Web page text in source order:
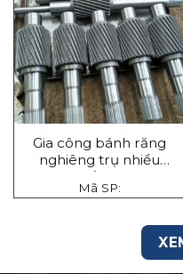
Gia công bánh răng
nghiêng trụ nhiều
tầng
Mã SP: